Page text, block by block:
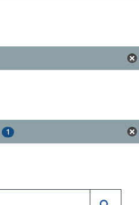
1